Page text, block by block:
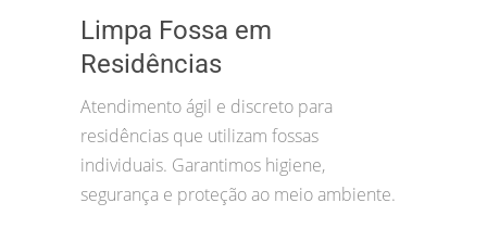
Limpa Fossa em
Residências
Atendimento ágil e discreto para
residências que utilizam fossas
individuais. Garantimos higiene,
segurança e proteção ao meio ambiente.